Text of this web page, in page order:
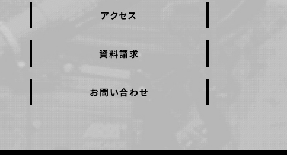
アクセス
資料請求
お問い合わせ